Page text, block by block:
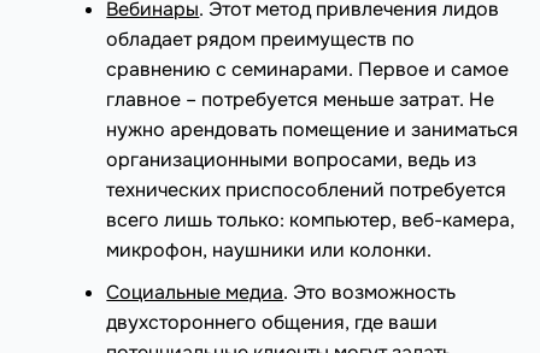
Вебинары. Этот метод привлечения лидов
обладает рядом преимуществ по
сравнению с семинарами. Первое и самое
главное – потребуется меньше затрат. Не
нужно арендовать помещение и заниматься
организационными вопросами, ведь из
технических приспособлений потребуется
всего лишь только: компьютер, веб-камера,
микрофон, наушники или колонки.
Социальные медиа. Это возможность
двухстороннего общения, где ваши